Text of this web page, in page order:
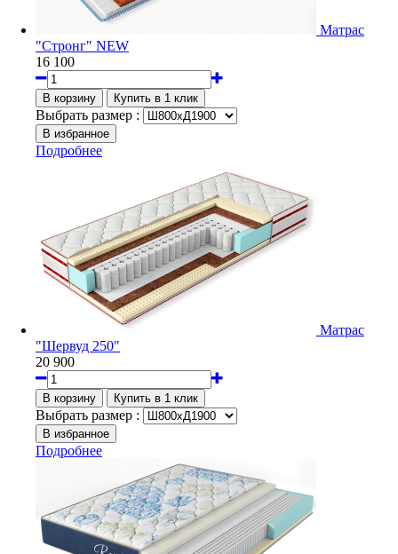
Матрас
"Стронг" NEW
16 100
Выбрать размер :
Подробнее
Матрас
"Шервуд 250"
20 900
Выбрать размер :
Подробнее